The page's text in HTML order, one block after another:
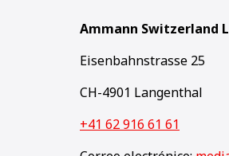
Ammann Switzerland
Eisenbahnstrasse 25
CH-4901 Langenthal
+41 62 916 61 61